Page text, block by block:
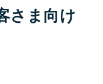
さま向け